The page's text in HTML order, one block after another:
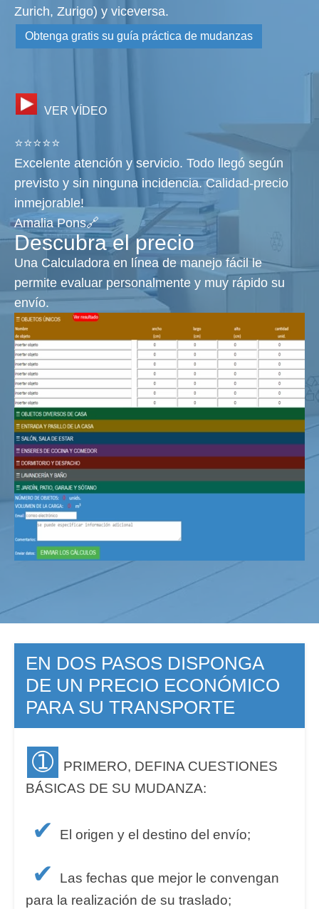
Zurich, Zurigo) y viceversa.
Obtenga gratis su guía práctica de mudanzas
VER VÍDEO
⭐⭐⭐⭐⭐
Excelente atención y servicio. Todo llegó según
previsto y sin ninguna incidencia. Calidad-precio
inmejorable!
Amalia Pons🔗
Descubra el precio
Una Calculadora en línea de manejo fácil le
permite evaluar personalmente y muy rápido su
envío.
EN DOS PASOS DISPONGA
DE UN PRECIO ECONÓMICO
PARA SU TRANSPORTE
➀
PRIMERO, DEFINA CUESTIONES
BÁSICAS DE SU MUDANZA:
✔ El origen y el destino del envío;
✔
Las fechas que mejor le convengan
para la realización de su traslado;